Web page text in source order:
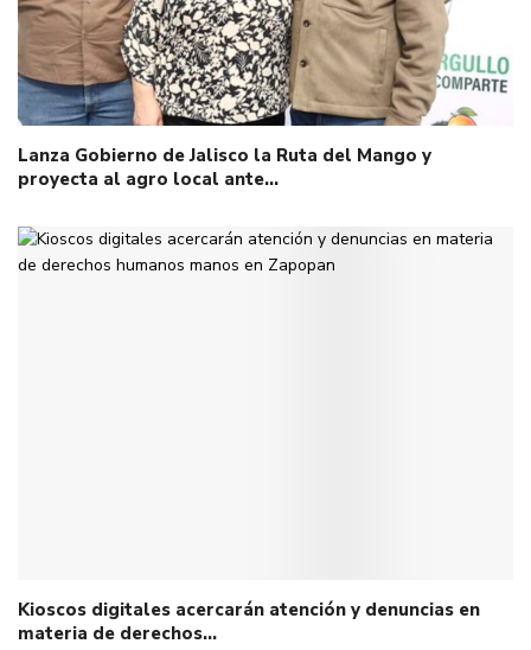
Lanza Gobierno de Jalisco la Ruta del Mango y
proyecta al agro local ante…
Kioscos digitales acercarán atención y denuncias en
materia de derechos…